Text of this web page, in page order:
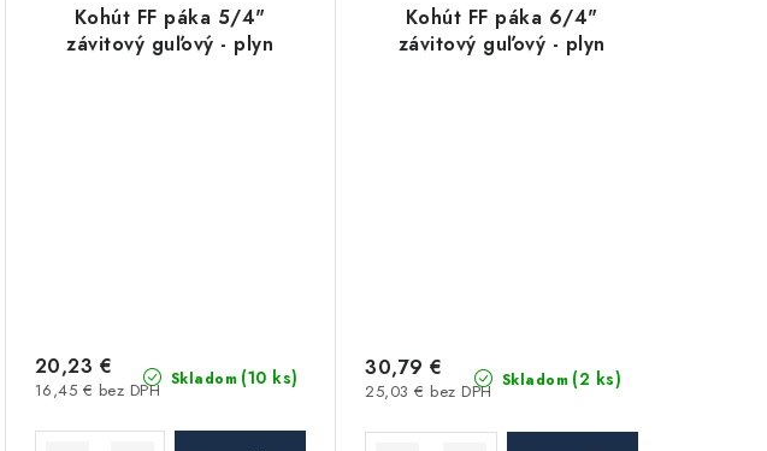
Kohút FF páka 5/4"
závitový guľový - plyn
Skladom (10 ks)
16,45 € bez DPH
20,23 €
Kohút FF páka 6/4"
závitový guľový - plyn
Skladom (2 ks)
25,03 € bez DPH
30,79 €